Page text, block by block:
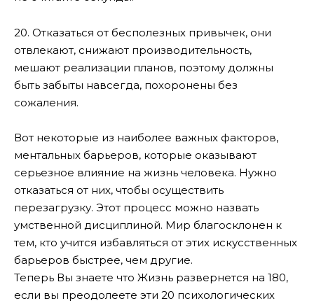
20. Отказаться от бесполезных привычек, они
отвлекают, снижают производительность,
мешают реализации планов, поэтому должны
быть забыты навсегда, похоронены без
сожаления.
Вот некоторые из наиболее важных факторов,
ментальных барьеров, которые оказывают
серьезное влияние на жизнь человека. Нужно
отказаться от них, чтобы осуществить
перезагрузку. Этот процесс можно назвать
умственной дисциплиной. Мир благосклонен к
тем, кто учится избавляться от этих искусственных
барьеров быстрее, чем другие.
Теперь Вы знаете что Жизнь развернется на 180,
если вы преодолеете эти 20 психологических